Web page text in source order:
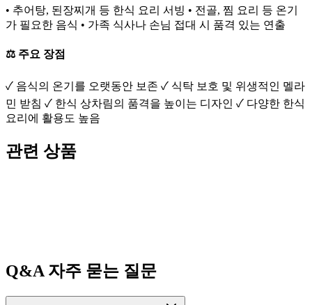
• 추어탕, 된장찌개 등 한식 요리 서빙 • 전골, 찜 요리 등 온기
가 필요한 음식 • 가족 식사나 손님 접대 시 품격 있는 연출
⚖️ 주요 장점
✓ 음식의 온기를 오랫동안 보존 ✓ 식탁 보호 및 위생적인 멜라
민 받침 ✓ 한식 상차림의 품격을 높이는 디자인 ✓ 다양한 한식
요리에 활용도 높음
관련 상품
Q&A 자주 묻는 질문